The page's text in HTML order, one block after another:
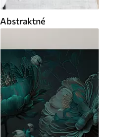
Abstraktné